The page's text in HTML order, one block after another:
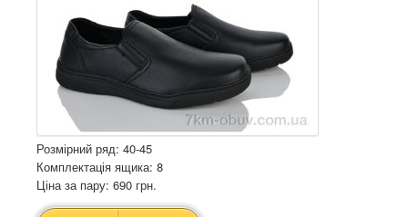
Розмірний ряд: 40-45
Комплектація ящика: 8
Ціна за пару: 690 грн.